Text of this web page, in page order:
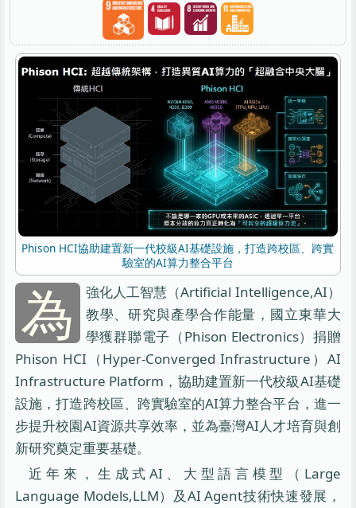
Phison HCI協助建置新一代校級AI基礎設施，打造跨校區、跨實
驗室的AI算力整合平台
為
強化人工智慧（Artificial Intelligence,AI）
教學、研究與產學合作能量，國立東華大
學獲群聯電子（Phison Electronics）捐贈
Phison HCI（Hyper-Converged Infrastructure）AI
Infrastructure Platform，協助建置新一代校級AI基礎
設施，打造跨校區、跨實驗室的AI算力整合平台，進一
步提升校園AI資源共享效率，並為臺灣AI人才培育與創
新研究奠定重要基礎。
近年來，生成式AI、大型語言模型（Large
Language Models,LLM）及AI Agent技術快速發展，